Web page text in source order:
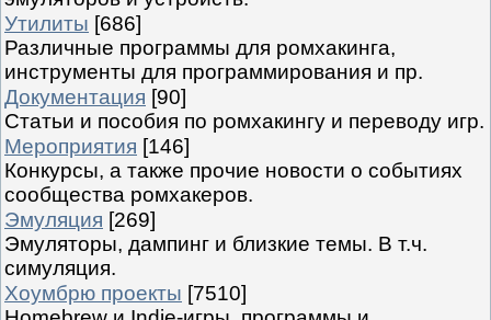
Утилиты [686]
Различные программы для ромхакинга,
инструменты для программирования и пр.
Документация [90]
Статьи и пособия по ромхакингу и переводу игр.
Мероприятия [146]
Конкурсы, а также прочие новости о событиях
сообщества ромхакеров.
Эмуляция [269]
Эмуляторы, дампинг и близкие темы. В т.ч.
симуляция.
Хоумбрю проекты [7510]